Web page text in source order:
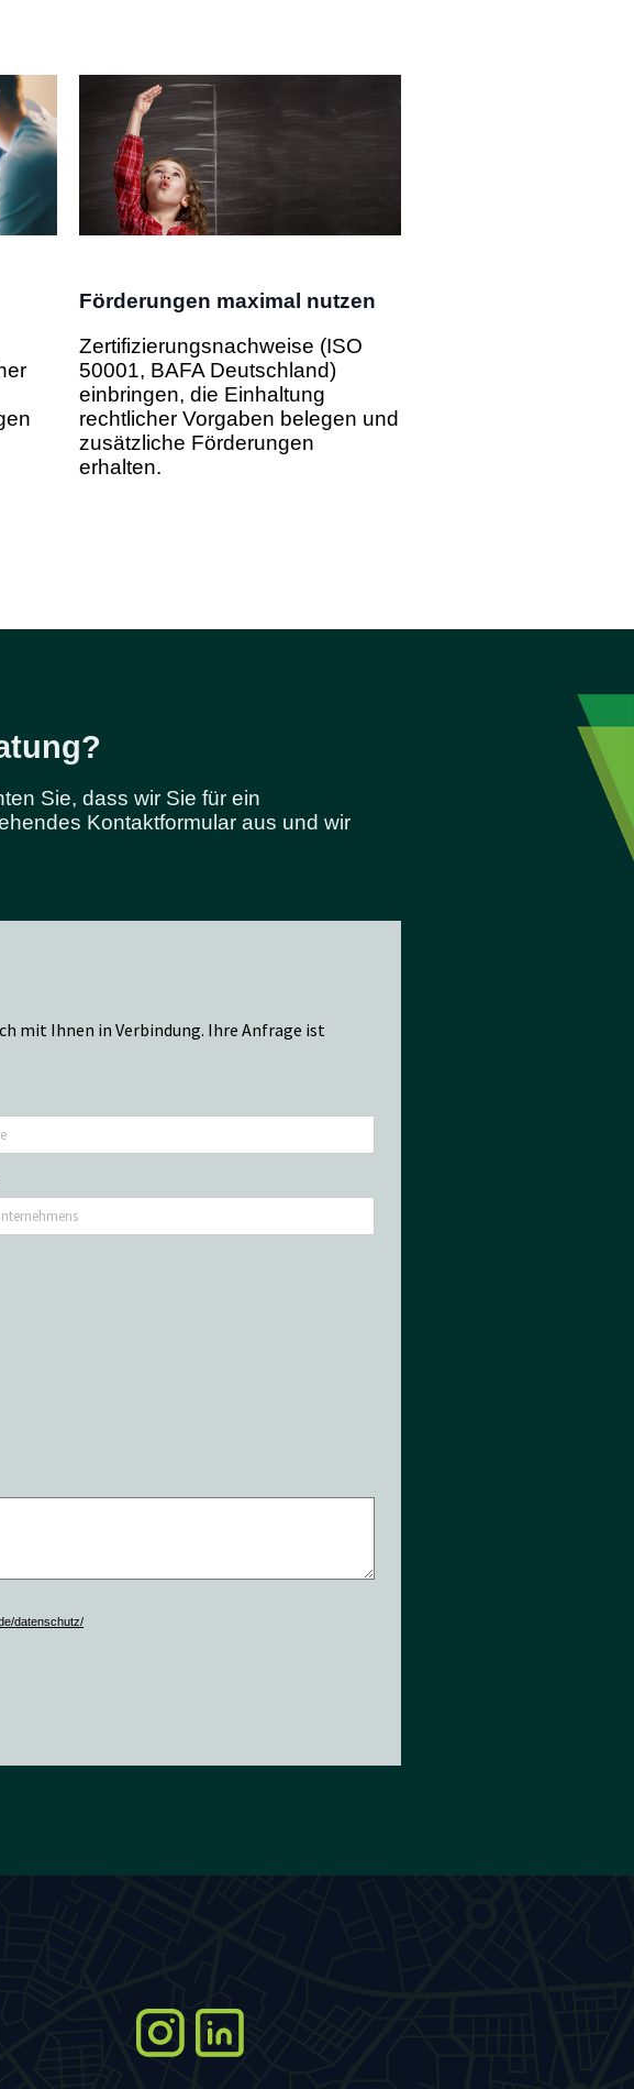
Förderungen maximal nutzen
Zertifizierungsnachweise (ISO
50001, BAFA Deutschland)
einbringen, die Einhaltung
rechtlicher Vorgaben belegen und
zusätzliche Förderungen
erhalten.
Sie, dass wir Sie für ein
Kontaktformular aus und wir
mit Ihnen in Verbindung. Ihre Anfrage ist
datenschutz/